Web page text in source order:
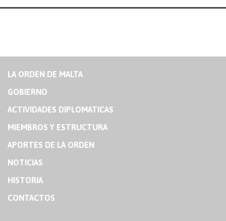
LA ORDEN DE MALTA
GOBIERNO
ACTIVIDADES DIPLOMATICAS
MIEMBROS Y ESTRUCTURA
APORTES DE LA ORDEN
NOTICIAS
HISTORIA
CONTACTOS